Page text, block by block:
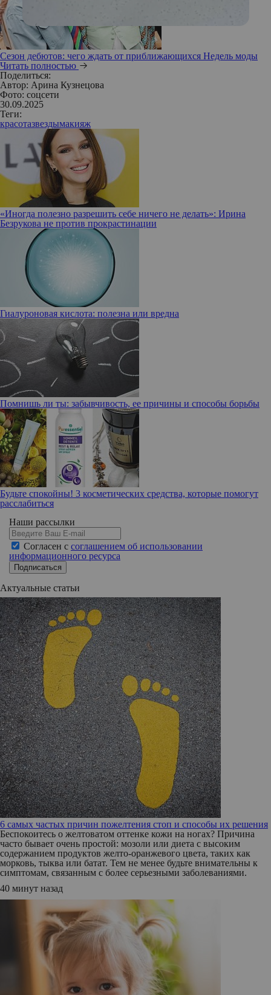
Сезон дебютов: чего ждать от приближающихся Недель моды
Читать полностью
Поделиться:
Автор: Арина Кузнецова
Фото: соцсети
30.09.2025
Теги:
красотазвездымакияж
«Иногда полезно разрешить себе ничего не делать»: Ирина
Безрукова не против прокрастинации
Гиалуроновая кислота: полезна или вредна
Помнишь ли ты: забывчивость, ее причины и способы борьбы
Будьте спокойны! 3 косметических средства, которые помогут
расслабиться
Наши рассылки
Согласен с соглашением об использовании
информационного ресурса
Подписаться
Актуальные статьи
6 самых частых причин пожелтения стоп и способы их решения
Беспокоитесь о желтоватом оттенке кожи на ногах? Причина
часто бывает очень простой: мозоли или диета с высоким
содержанием продуктов желто-оранжевого цвета, таких как
морковь, тыква или батат. Тем не менее будьте внимательны к
симптомам, связанным с более серьезными заболеваниями.
40 минут назад